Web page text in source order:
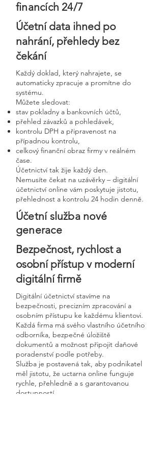
financích 24/7
Účetní data ihned po
nahrání, přehledy bez
čekání
Každý doklad, který nahrajete, se
automaticky zpracuje a promítne do
systému.
Můžete sledovat:
stav pokladny a bankovních účtů,
přehled závazků a pohledávek,
kontrolu DPH a připravenost na
případnou kontrolu,
celkový finanční obraz firmy v reálném
čase.
Účetnictví tak žije každý den.
Nemusíte čekat na uzávěrky – digitální
účetnictví online vám poskytuje jistotu,
přehlednost a kontrolu 24 hodin denně.
Účetní služba nové
generace
Bezpečnost, rychlost a
osobní přístup v moderní
digitální firmě
Digitální účetnictví stavíme na
bezpečnosti, precizním zpracování a
osobním přístupu ke každému klientovi.
Každá firma má svého vlastního účetního
odborníka, bezpečné úložiště
dokumentů a možnost připojit daňové
poradenství podle potřeby.
Služba je postavená tak, aby podnikatel
měl jistotu, že uctarna online funguje
rychle, přehledně a s garantovanou
dostupností.